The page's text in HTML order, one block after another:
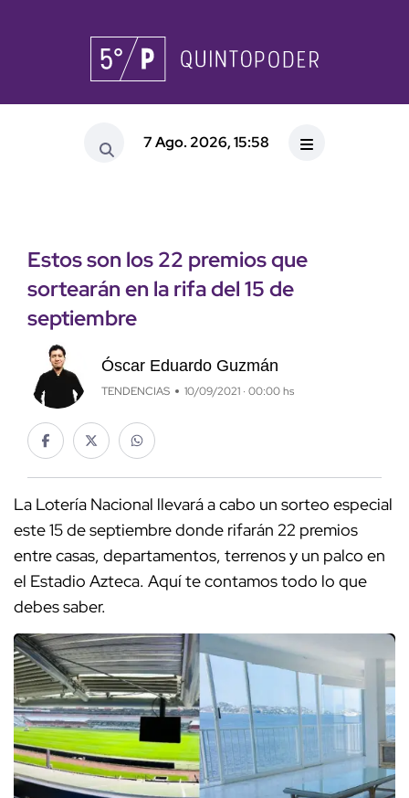
7 Ago. 2026, 15:58
Estos son los 22 premios que
sortearán en la rifa del 15 de
septiembre
Óscar Eduardo Guzmán
TENDENCIAS 10/09/2021 · 00:00 hs
La Lotería Nacional llevará a cabo un sorteo especial
este 15 de septiembre donde rifarán 22 premios
entre casas, departamentos, terrenos y un palco en
el Estadio Azteca. Aquí te contamos todo lo que
debes saber.